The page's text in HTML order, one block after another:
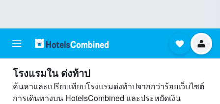
โรงแรมใน ด่งท้าป
ค้นหาและเปรียบเทียบโรงแรมด่งท้าปจากกว่าร้อยเว็บไซต์
การเดินทางบน HotelsCombined และประหยัดเงิน